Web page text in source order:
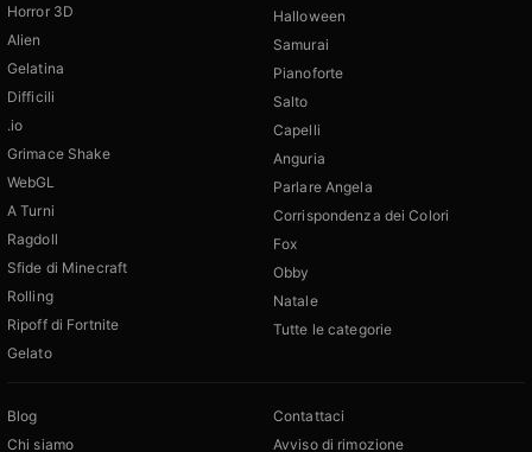
Horror 3D
Alien
Gelatina
Difficili
.io
Grimace Shake
WebGL
A Turni
Ragdoll
Sfide di Minecraft
Rolling
Ripoff di Fortnite
Gelato
Halloween
Samurai
Pianoforte
Salto
Capelli
Anguria
Parlare Angela
Corrispondenza dei Colori
Fox
Obby
Natale
Tutte le categorie
Blog
Chi siamo
Contattaci
Avviso di rimozione